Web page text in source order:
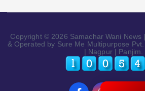
Copyright © 2026 Samachar Wani News
& Operated by Sure Me Multipurpose
| Nagpur | Panjim.